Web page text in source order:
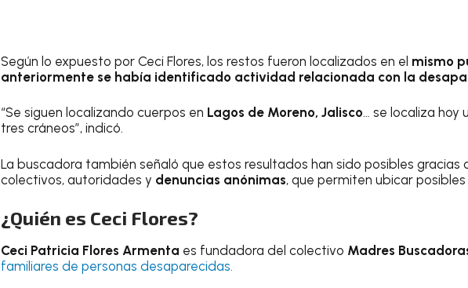
Según lo expuesto por Ceci Flores, los restos fueron localizados en el mismo
anteriormente se había identificado actividad relacionada con la
“Se siguen localizando cuerpos en Lagos de Moreno, Jalisco… se localiza hoy
tres cráneos”, indicó.
La buscadora también señaló que estos resultados han sido posibles gracias
colectivos, autoridades y denuncias anónimas, que permiten ubicar
¿Quién es Ceci Flores?
Ceci Patricia Flores Armenta es fundadora del colectivo Madres
familiares de personas desaparecidas.